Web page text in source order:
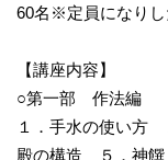
60名※定員になりし
【講座内容】
○第一部 作法編
１．手水の使い
殿の構造 ５．神饌